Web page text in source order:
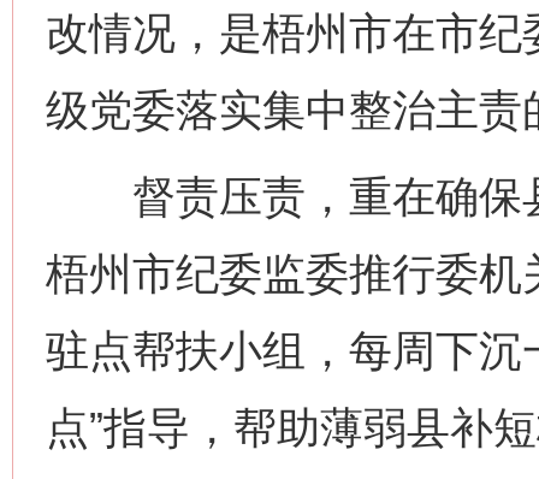
改情况，是梧州市在市
级党委落实集中整治主责
督责压责，重在确保
梧州市纪委监委推行委
驻点帮扶小组，每周下沉
点”指导，帮助薄弱县补